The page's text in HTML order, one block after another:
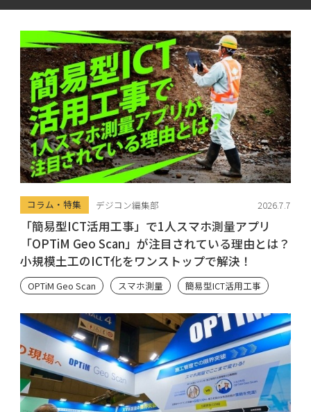
コラム・特集 デジコン編集部 2026.7.7
「簡易型ICT活用工事」で1人スマホ測量アプリ
「OPTiM Geo Scan」が注目されている理由とは？
小規模土工のICT化をワンストップで解決！
OPTiM Geo Scan スマホ測量 簡易型ICT活用工事